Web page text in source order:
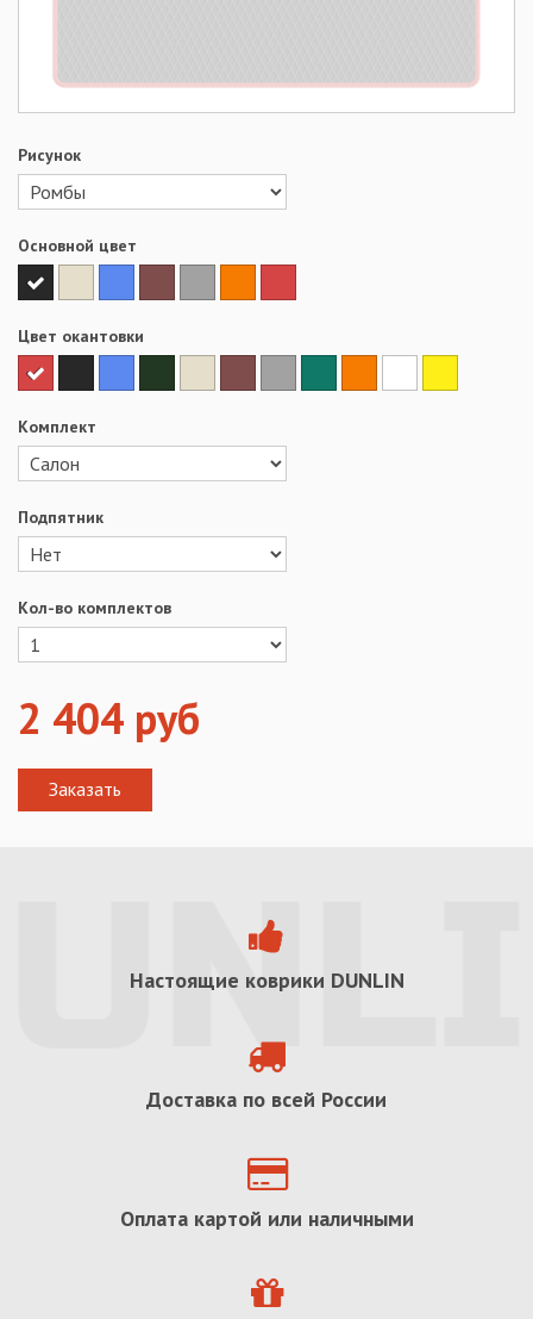
Рисунок
Основной цвет
Цвет окантовки
Комплект
Подпятник
Кол-во комплектов
2 404 руб
Настоящие коврики DUNLIN
Доставка по всей России
Оплата картой или наличными